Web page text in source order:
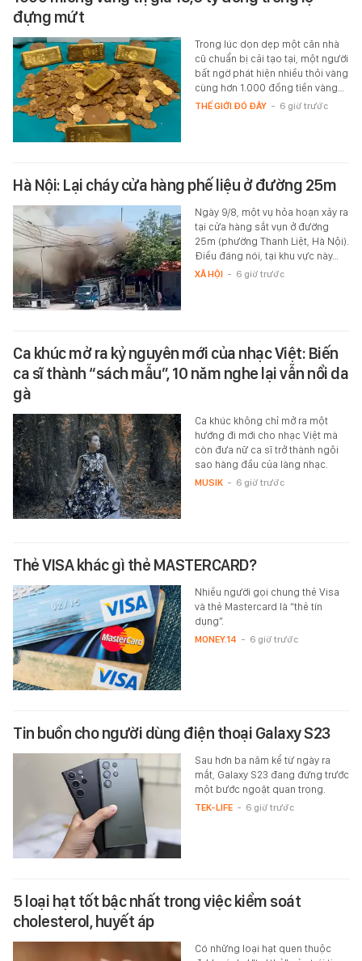
đựng mứt
Trong lúc dọn dẹp một căn nhà
cũ chuẩn bị cải tạo tại, một người
bất ngờ phát hiện nhiều thỏi vàng
cùng hơn 1.000 đồng tiền vàng…
THẾ GIỚI ĐÓ ĐÂY - 6 giờ trước
Hà Nội: Lại cháy cửa hàng phế liệu ở đường 25m
Ngày 9/8, một vụ hỏa hoạn xảy ra
tại cửa hàng sắt vụn ở đường
25m (phường Thanh Liệt, Hà Nội).
Điều đáng nói, tại khu vực này…
XÃ HỘI - 6 giờ trước
Ca khúc mở ra kỷ nguyên mới của nhạc Việt: Biến
ca sĩ thành “sách mẫu”, 10 năm nghe lại vẫn nổi da
gà
Ca khúc không chỉ mở ra một
hướng đi mới cho nhạc Việt mà
còn đưa nữ ca sĩ trở thành ngôi
sao hàng đầu của làng nhạc.
MUSIK - 6 giờ trước
Thẻ VISA khác gì thẻ MASTERCARD?
Nhiều người gọi chung thẻ Visa
và thẻ Mastercard là “thẻ tín
dụng”.
MONEY.14 - 6 giờ trước
Tin buồn cho người dùng điện thoại Galaxy S23
Sau hơn ba năm kể từ ngày ra
mắt, Galaxy S23 đang đứng trước
một bước ngoặt quan trọng.
TEK-LIFE - 6 giờ trước
5 loại hạt tốt bậc nhất trong việc kiểm soát
cholesterol, huyết áp
Có những loại hạt quen thuộc